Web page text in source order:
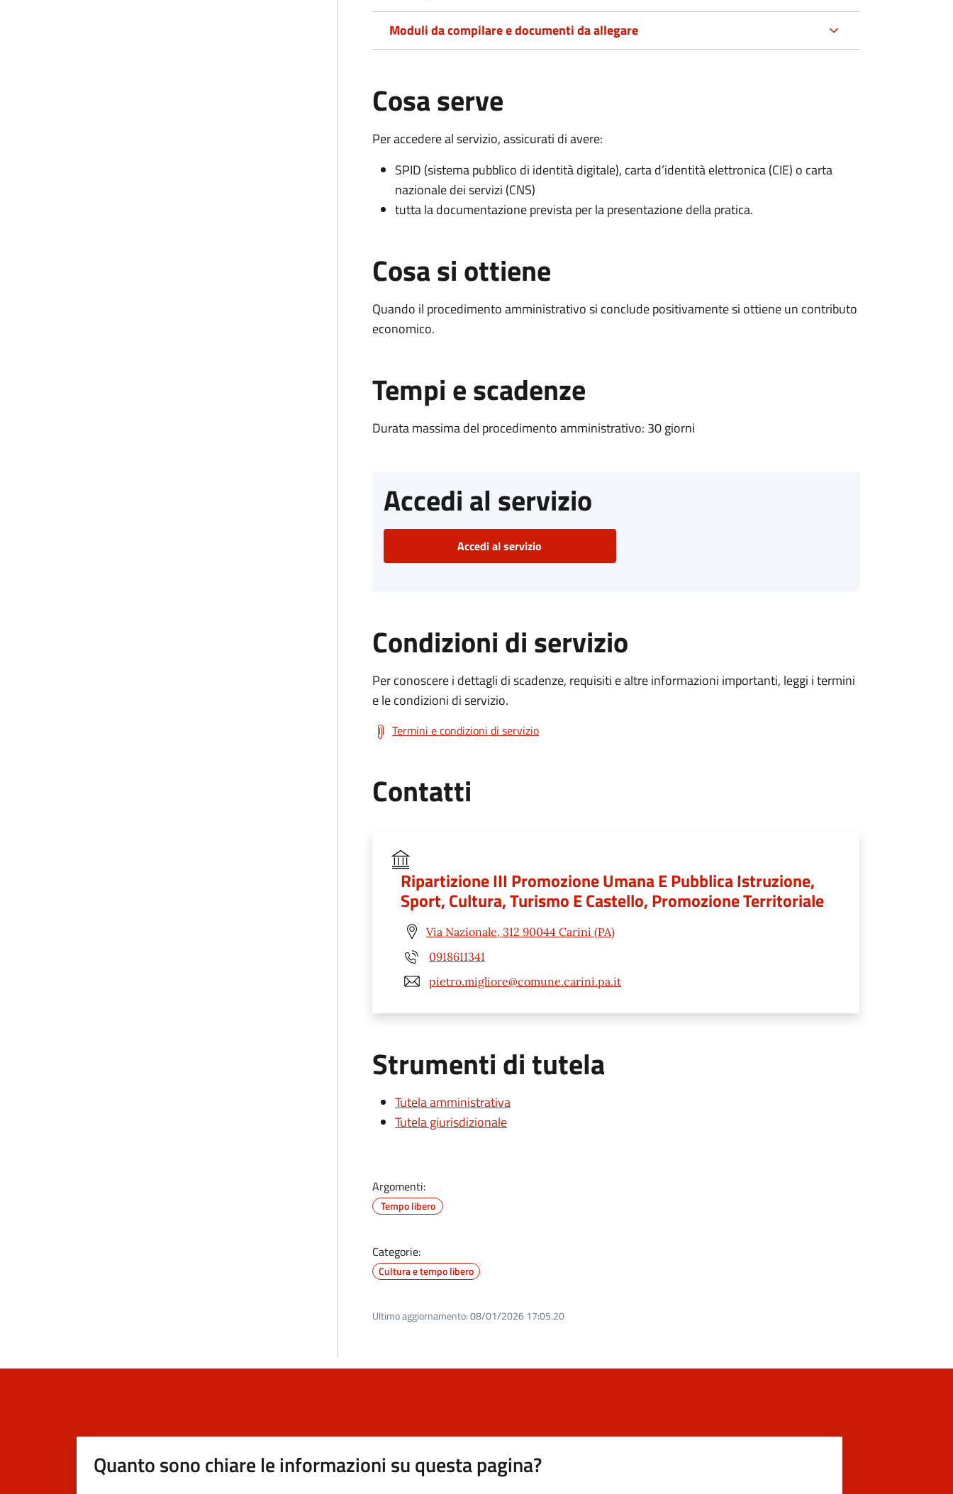
Moduli da compilare e documenti da allegare
Cosa serve
Per accedere al servizio, assicurati di avere:
SPID (sistema pubblico di identità digitale), carta d’identità elettronica (CIE) o carta
nazionale dei servizi (CNS)
tutta la documentazione prevista per la presentazione della pratica.
Cosa si ottiene
Quando il procedimento amministrativo si conclude positivamente si ottiene un contributo
economico.
Tempi e scadenze
Durata massima del procedimento amministrativo: 30 giorni
Accedi al servizio
Accedi al servizio
Condizioni di servizio
Per conoscere i dettagli di scadenze, requisiti e altre informazioni importanti, leggi i termini
e le condizioni di servizio.
Termini e condizioni di servizio
Contatti
Ripartizione III Promozione Umana E Pubblica Istruzione,
Sport, Cultura, Turismo E Castello, Promozione Territoriale
Via Nazionale, 312 90044 Carini (PA)
0918611341
pietro.migliore@comune.carini.pa.it
Strumenti di tutela
Tutela amministrativa
Tutela giurisdizionale
Argomenti:
Tempo libero
Categorie:
Cultura e tempo libero
Ultimo aggiornamento:08/01/2026 17:05.20
Quanto sono chiare le informazioni su questa pagina?